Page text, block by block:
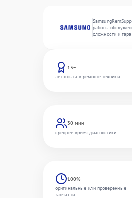
работы
сложности и
13+
лет опыта в ремонте техники
30 мин
среднее время диагностики
100%
оригинальные или проверенные
запчасти